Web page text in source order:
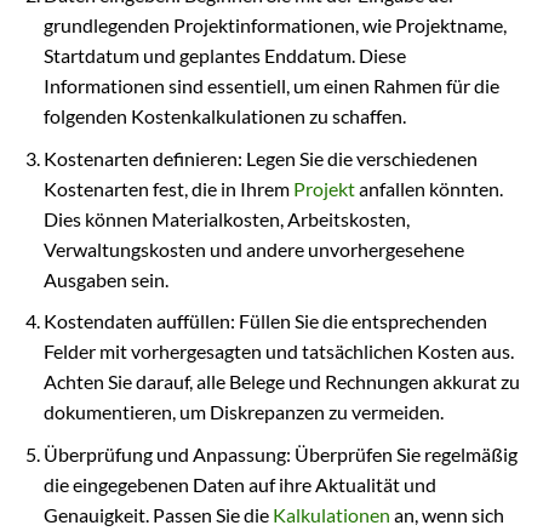
grundlegenden Projektinformationen, wie Projektname,
Startdatum und geplantes Enddatum. Diese
Informationen sind essentiell, um einen Rahmen für die
folgenden Kostenkalkulationen zu schaffen.
Kostenarten definieren: Legen Sie die verschiedenen
Kostenarten fest, die in Ihrem Projektanfallen könnten.
Dies können Materialkosten, Arbeitskosten,
Verwaltungskosten und andere unvorhergesehene
Ausgaben sein.
Kostendaten auffüllen: Füllen Sie die entsprechenden
Felder mit vorhergesagten und tatsächlichen Kosten aus.
Achten Sie darauf, alle Belege und Rechnungen akkurat zu
dokumentieren, um Diskrepanzen zu vermeiden.
Überprüfung und Anpassung: Überprüfen Sie regelmäßig
die eingegebenen Daten auf ihre Aktualität und
Genauigkeit. Passen Sie die Kalkulationen an, wenn sich